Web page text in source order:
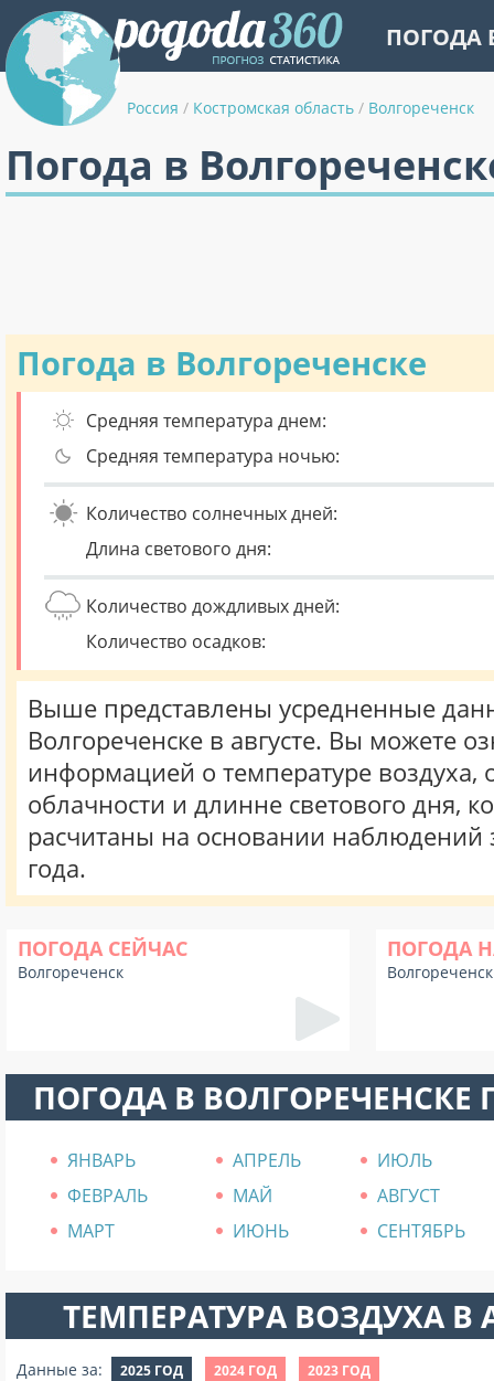
ПОГОДА
Россия / Костромская область / Волгореченск
Погода в
Погода в Волгореченске
Средняя температура днем:
Средняя температура ночью:
Количество солнечных дней:
Длина светового дня:
Количество дождливых дней:
Количество осадков:
Выше представлены усредненные
Волгореченске в августе. Вы можете
информацией о температуре воздуха,
облачности и длинне светового дня,
расчитаны на основании наблюдений
года.
ПОГОДА СЕЙЧАС
Волгореченск
ПОГОДА
Волгореченск
ПОГОДА В
ЯНВАРЬ АПРЕЛЬ
ИЮЛЬ
ФЕВРАЛЬ
МАЙ
АВГУСТ
МАРТ
ИЮНЬ СЕНТЯБРЬ
ТЕМПЕРАТУРА ВОЗДУХА В
Данные за: 2025 ГОД 2024 ГОД 2023 ГОД